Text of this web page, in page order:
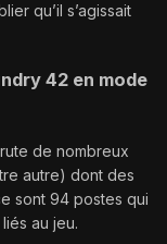
qu’il s’agissait
42 en mode
de nombreux
autre) dont des
sont 94 postes qui
au jeu.